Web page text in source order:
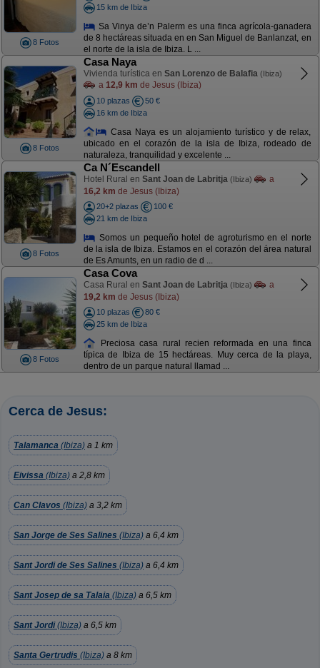
8 Fotos
15 km de Ibiza
Sa Vinya de’n Palerm es una finca agrícola-ganadera
de 8 hectáreas situada en en San Miguel de Banlanzat, en
el norte de la isla de Ibiza. L ...
8 Fotos
Casa Naya
Vivienda turística en San Lorenzo de Balafia (Ibiza)
a 12,9 km de Jesus (Ibiza)
10 plazas
50 €
16 km de Ibiza
Casa Naya es un alojamiento turístico y de relax,
ubicado en el corazón de la isla de Ibiza, rodeado de
naturaleza, tranquilidad y excelente ...
8 Fotos
Ca N´Escandell
Hotel Rural en Sant Joan de Labritja (Ibiza)
a
16,2 km de Jesus (Ibiza)
20+2 plazas
100 €
21 km de Ibiza
Somos un pequeño hotel de agroturismo en el norte
de la isla de Ibiza. Estamos en el corazón del área natural
de Es Amunts, en un radio de d ...
8 Fotos
Casa Cova
Casa Rural en Sant Joan de Labritja (Ibiza)
a
19,2 km de Jesus (Ibiza)
10 plazas
80 €
25 km de Ibiza
Preciosa casa rural recien reformada en una finca
típica de Ibiza de 15 hectáreas. Muy cerca de la playa,
dentro de un parque natural llamad ...
Cerca de Jesus:
Talamanca (Ibiza) a 1 km
Eivissa (Ibiza) a 2,8 km
Can Clavos (Ibiza) a 3,2 km
San Jorge de Ses Salines (Ibiza) a 6,4 km
Sant Jordi de Ses Salines (Ibiza) a 6,4 km
Sant Josep de sa Talaia (Ibiza) a 6,5 km
Sant Jordi(Ibiza) a 6,5 km
Santa Gertrudis (Ibiza) a 8 km